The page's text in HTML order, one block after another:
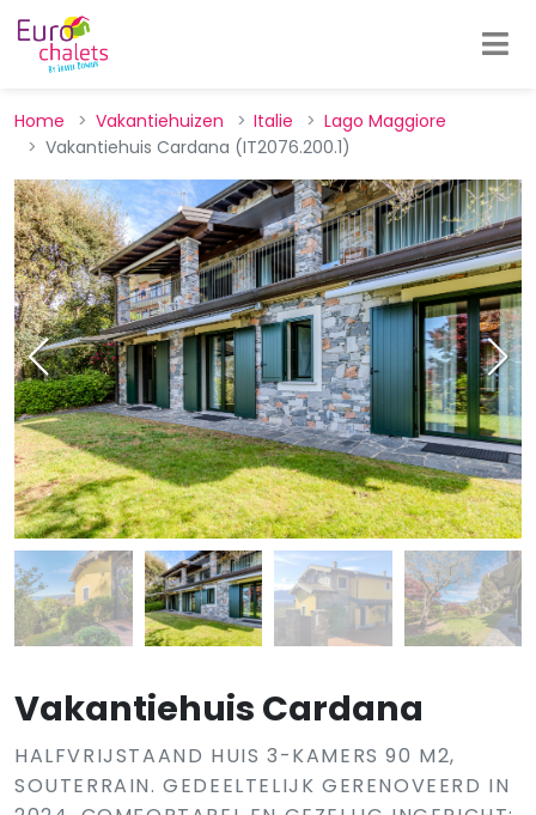
Home Vakantiehuizen Italie
Lago Maggiore
Vakantiehuis Cardana (IT2076.200.1)
Vakantiehuis Cardana
HALFVRIJSTAAND HUIS 3-KAMERS 90 M2,
SOUTERRAIN. GEDEELTELIJK GERENOVEERD IN